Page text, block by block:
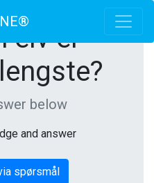
elv er
below
and answer
spørsmål